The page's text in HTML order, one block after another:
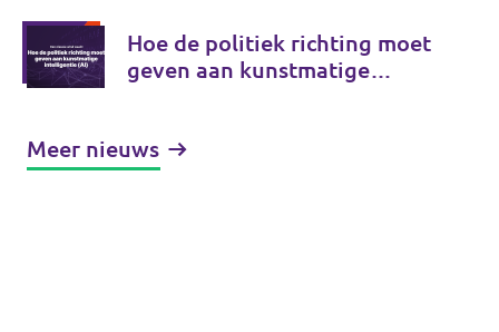
Hoe de politiek richting moet
geven aan kunstmatige
Meer nieuws